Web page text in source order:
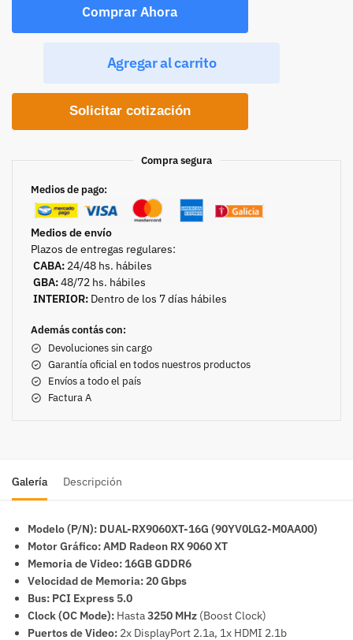
Comprar Ahora
Agregar al carrito
Solicitar cotización
Compra segura
Medios de pago:
Medios de envío
Plazos de entregas regulares:
CABA: 24/48 hs. hábiles
GBA:48/72 hs. hábiles
INTERIOR:Dentro de los 7 días hábiles
Además contás con:
Devoluciones sin cargo
Garantía oficial en todos nuestros productos
Envíos a todo el país
Factura A
Galería Descripción
Modelo (P/N): DUAL-RX9060XT-16G (90YV0LG2-M0AA00)
Motor Gráfico:AMD Radeon RX 9060 XT
Memoria de Video: 16GB GDDR6
Velocidad de Memoria:20 Gbps
Bus: PCI Express 5.0
Clock (OC Mode): Hasta3250 MHz (Boost Clock)
Puertos de Video: 2x DisplayPort 2.1a, 1x HDMI 2.1b